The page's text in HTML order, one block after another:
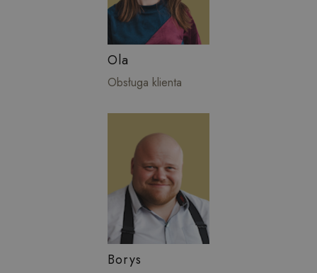
Ola
Obsługa klienta
Borys